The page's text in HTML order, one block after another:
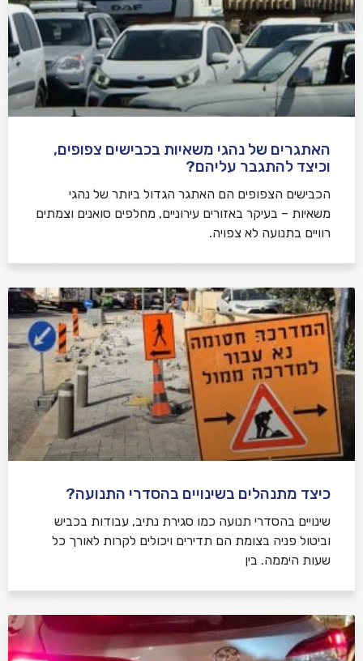
האתגרים של נהגי משאיות בכבישים צפופים,
וכיצד להתגבר עליהם?
הכבישים הצפופים הם האתגר הגדול ביותר של נהגי
משאיות – בעיקר באזורים עירוניים, מחלפים סואנים וצמתים
רוויים בתנועה לא צפויה.
כיצד מתנהלים בשינויים בהסדרי התנועה?
שינויים בהסדרי תנועה כמו סגירת נתיב, עבודות בכביש
וביטול פניה בצומת הם תדירים ויכולים לקרות לאורך כל
שעות היממה. בין